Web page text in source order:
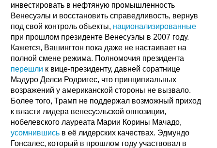
инвестировать в нефтяную промышленность
Венесуэлы и восстановить справедливость, вернув
под свой контроль объекты, национализированные
при прошлом президенте Венесуэлы в 2007 году.
Кажется, Вашингтон пока даже не настаивает на
полной смене режима. Полномочия президента
перешли к вице-президенту, давней соратнице
Мадуро Делси Родригес, что принципиальных
возражений у американской стороны не вызвало.
Более того, Трамп не поддержал возможный приход
к власти лидера венесуэльской оппозиции,
нобелевского лауреата Марии Корины Мачадо,
усомнившись в её лидерских качествах. Эдмундо
Гонсалес, который в прошлом году участвовал в